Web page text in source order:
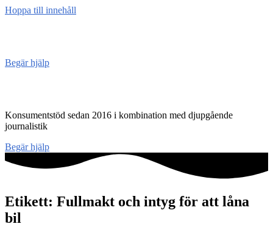
Hoppa till innehåll
Begär hjälp
Konsumentstöd sedan 2016 i kombination med djupgående
journalistik
Begär hjälp
Etikett: Fullmakt och intyg för att låna
bil